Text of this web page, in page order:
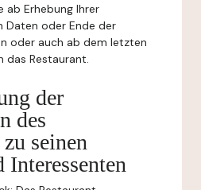
ab Erhebung Ihrer
Daten oder Ende der
oder auch ab dem letzten
das Restaurant.
der
des
seinen